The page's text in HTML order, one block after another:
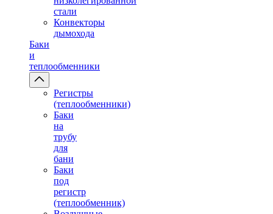
стали
Конвекторы
дымохода
Баки
и
теплообменники
Регистры
(теплообменники)
Баки
на
трубу
для
бани
Баки
под
регистр
(теплообменник)